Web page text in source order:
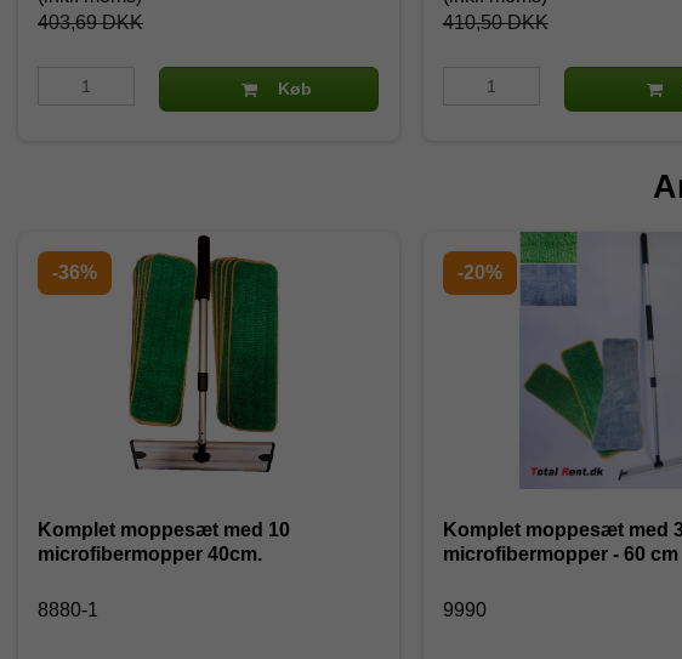
403,69 DKK
Køb
410,50 DKK
-36%
Komplet moppesæt med 10
microfibermopper 40cm.
8880-1
-20%
Komplet moppesæt med
microfibermopper - 60 cm
9990